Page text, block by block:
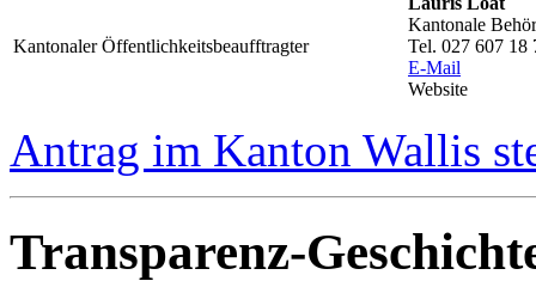
Kantonaler Öffentlichkeitsbeaufftragter
Kantonale
Tel. 027 607 18
E-Mail
Website
Antrag im Kanton Wallis
Transparenz-